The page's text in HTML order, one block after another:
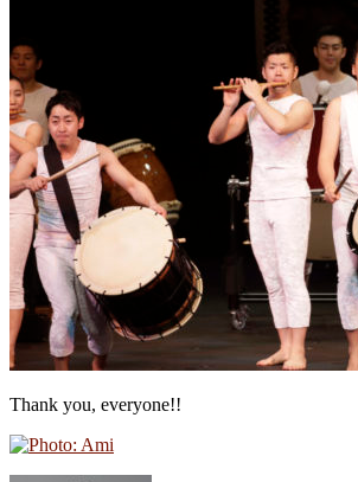
Thank you, everyone!!